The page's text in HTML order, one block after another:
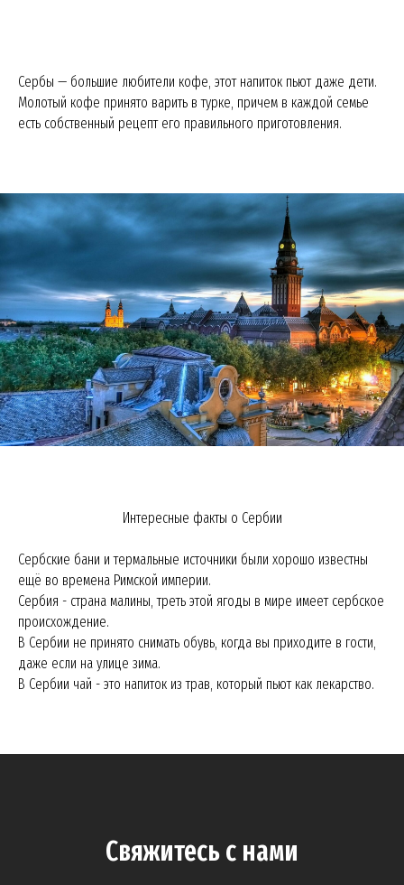
Сербы — большие любители кофе, этот напиток пьют даже дети.
Молотый кофе принято варить в турке, причем в каждой семье
есть собственный рецепт его правильного приготовления.
Интересные факты о Сербии
Сербские бани и термальные источники были хорошо известны
ещё во времена Римской империи.
Сербия - страна малины, треть этой ягоды в мире имеет сербское
происхождение.
В Сербии не принято снимать обувь, когда вы приходите в гости,
даже если на улице зима.
В Сербии чай - это напиток из трав, который пьют как лекарство.
Свяжитесь с нами